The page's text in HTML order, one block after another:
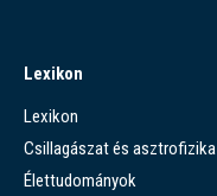
Lexikon
Lexikon
Csillagászat és asztrofizika
Élettudományok